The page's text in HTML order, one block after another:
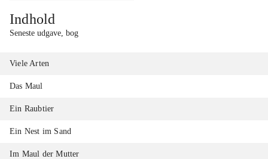
Indhold
Seneste udgave, bog
Viele Arten
Das Maul
Ein Raubtier
Ein Nest im Sand
Im Maul der Mutter